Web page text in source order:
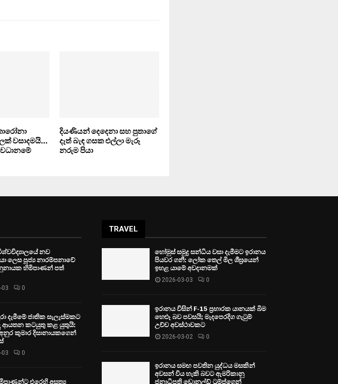
වසාදමයි…
දියණියන් දෙදෙනා සහ පුතාගේ
දෑත් බැඳ ගසක එල්ලා මැරූ
නරුම පියා
නව
ලෙස පූජ්‍ය නාරම්පනාවේ
හිමිපාණන් පත්
03 0
දැමීමේ ජාතික සැලැස්මකට
ආයතන කටයුතු කළ යුතුයි:
කුමාර දිසානායකගෙන්
03 0
එරෙහි අසත්‍ය
TRAVEL
හෝමුස් සමුද්‍ර සන්ධිය වසා දැමීමට ඉරානය
පියවර ගනී: ලෝක තෙල් මිල ශීඝ්‍රයෙන්
ඉහළ යාමේ අවදානමක්
2026-03-03 0
ඉරානය විසින් F-15 ප්‍රහාරක යානයක් බිම
හෙළූ බව පවසයි; මැදපෙරදිග ගැටුම්
උච්ච අවස්ථාවකට
2026-03-02 0
ඉරානය සමඟ පවතින යුද්ධය මසකින්
අවසන් විය හැකි බවට ඇමරිකානු
ජනාධිපති ඩොනල්ඩ් ට්‍රම්ප්ගෙන්